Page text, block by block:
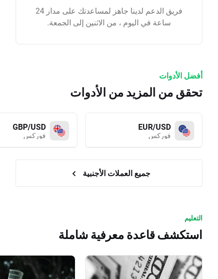
فريق الدعم لدينا جاهز لمساعدتك على مدار 24
ساعة في اليوم ، من الاثنين إلى الجمعة.
أفضل الأدوات
تحقق من المزيد من الأدوات
EUR/USD
فوركس
GBP/USD
فوركس
جميع العملات الأجنبية
التعليم
استكشف قاعدة معرفية شاملة